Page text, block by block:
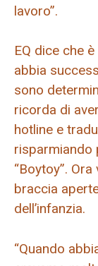
lavoro”.
EQ dice che
abbia
sono
ricorda di
hotline e
risparmiando
“Boytoy”.
braccia
dell’infanzia.
“Quando